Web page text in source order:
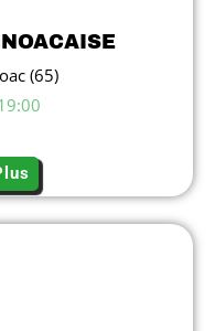
(65)